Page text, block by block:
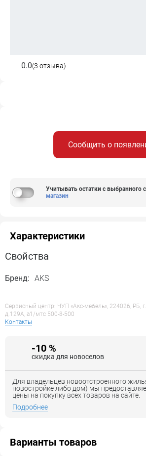
0.0(3 отзыва)
Сообщить о
Учитывать остатки с выбранного
магазин
Характеристики
Свойства
Бренд: AKS
Сервисный центр: ЧУП «Акс-мебель», 224026, РБ,
д.129А, a1/мтс 500-8-500
Контакты
-10 %
скидка для новоселов
Для владельцев новоотстроенного
новостройке либо дом) мы
цены на покупку всех товаров на сайте.
Подробнее
Варианты товаров